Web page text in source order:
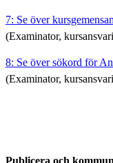
7: Se över
(Examinator,
8: Se över sökord för
(Examinator,
Publicera och